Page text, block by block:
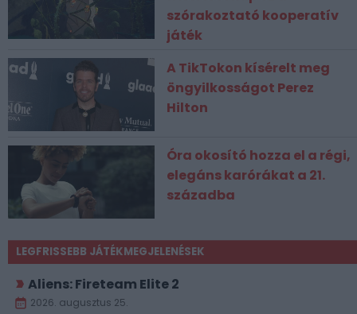
szórakoztató kooperatív
játék
A TikTokon kísérelt meg
öngyilkosságot Perez
Hilton
Óra okosító hozza el a régi,
elegáns karórákat a 21.
századba
LEGFRISSEBB JÁTÉKMEGJELENÉSEK
Aliens: Fireteam Elite 2
2026. augusztus 25.